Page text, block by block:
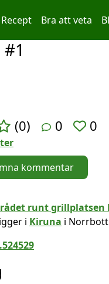
Recept Bra att veta
(0) 0 0
kommentar
i Kiruna i